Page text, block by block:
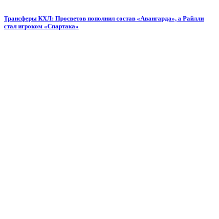
Трансферы КХЛ: Просветов пополнил состав «Авангарда», а Райлли
стал игроком «Спартака»